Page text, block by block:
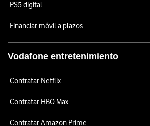
PS5 digital
Financiar móvil a plazos
Vodafone entretenimiento
Contratar Netflix
Contratar HBO Max
Contratar Amazon Prime